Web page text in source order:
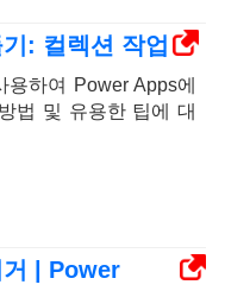
: 컬렉션 작업
용하여 Power Apps에
법 및 유용한 팁에 대
| Power